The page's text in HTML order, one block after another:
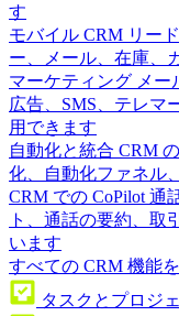
す
モバイル CRM リー
ー、メール、在庫、
マーケティング メー
広告、SMS、テレマ
用できます
自動化と統合 CRM
化、自動化ファネル
CRM での CoPilot 通
ト、通話の要約、取
います
すべての CRM 機能
タスクとプロジ